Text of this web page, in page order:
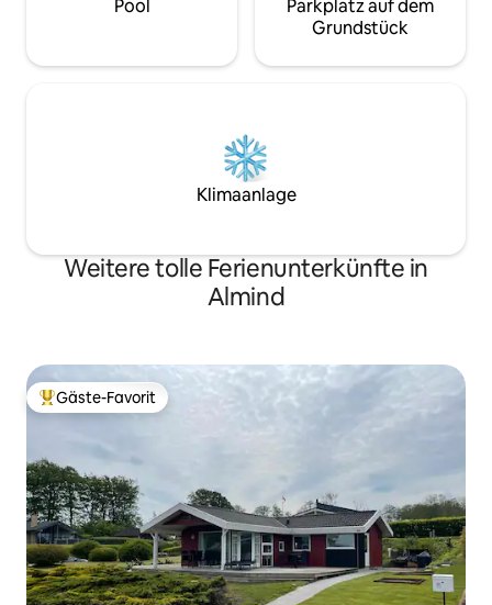
Pool
Parkplatz auf dem
Grundstück
Klimaanlage
Weitere tolle Ferienunterkünfte in
Almind
Beliebter Gäste-Favorit.
Gäste-Favorit